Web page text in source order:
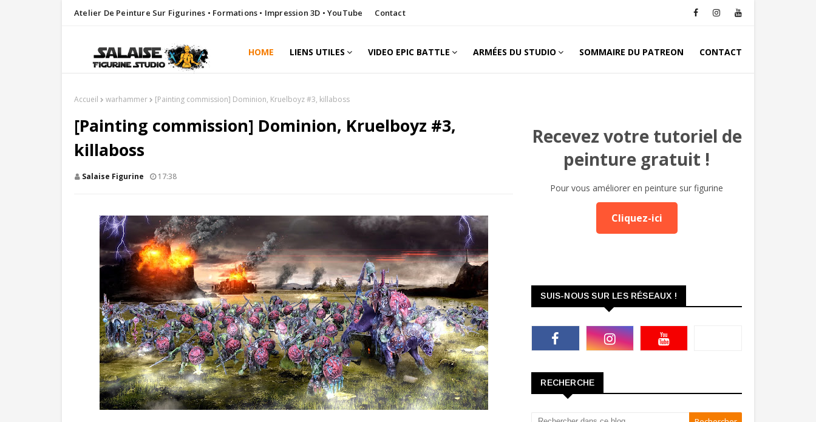
Atelier De Peinture Sur Figurines • Formations • Impression 3D • YouTube Contact
HOME LIENS UTILES VIDEO EPIC BATTLE ARMÉES DU STUDIO SOMMAIRE DU PATREON CONTACT
Accueil warhammer [Painting commission] Dominion, Kruelboyz #3, killaboss
[Painting commission] Dominion, Kruelboyz #3,
killaboss
Salaise Figurine 17:38
Recevez votre tutoriel de
peinture gratuit !
Pour vous améliorer en peinture sur figurine
Cliquez-ici
SUIS-NOUS SUR LES RÉSEAUX !
RECHERCHE